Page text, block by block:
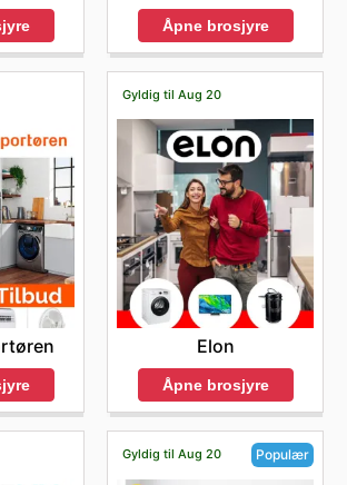
Åpne brosjyre
Gyldig til Aug 20
Elon
Åpne brosjyre
Gyldig til Aug 20 Populær